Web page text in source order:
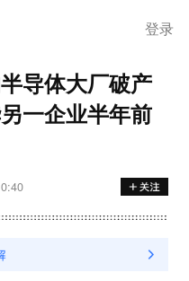
登录
导体大厂破产
一企业半年前